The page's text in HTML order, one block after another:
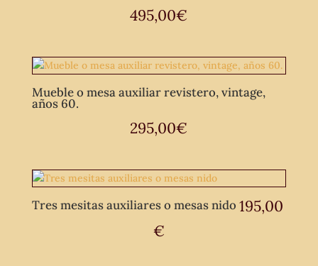
495,00€
Mueble o mesa auxiliar revistero, vintage,
años 60.
295,00€
Tres mesitas auxiliares o mesas nido 195,00
€